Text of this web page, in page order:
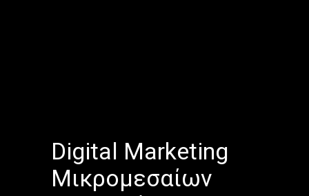
Digital Marketing
Μικρομεσαίων